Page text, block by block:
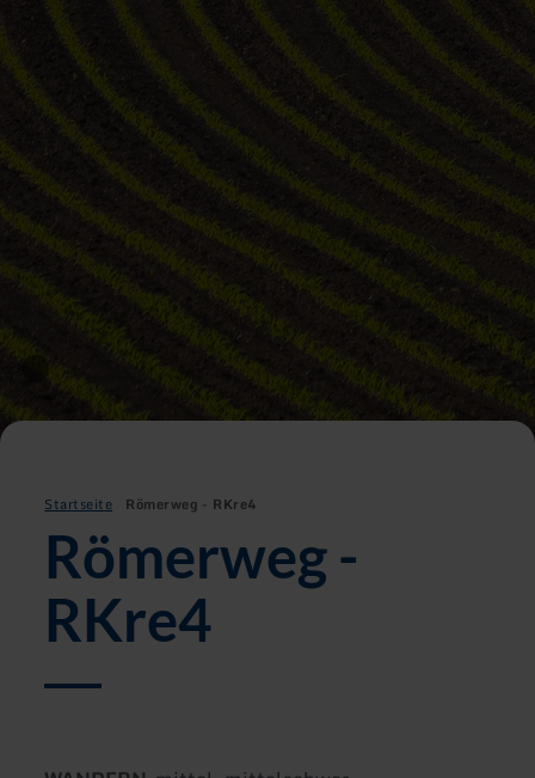
Startseite Römerweg - RKre4
Römerweg -
RKre4